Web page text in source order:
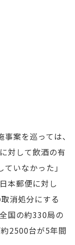
案を巡っては、
対して飲酒の有
いなかった」
本郵便に対し
消処分にする
国の約330局の
2500台が5年間